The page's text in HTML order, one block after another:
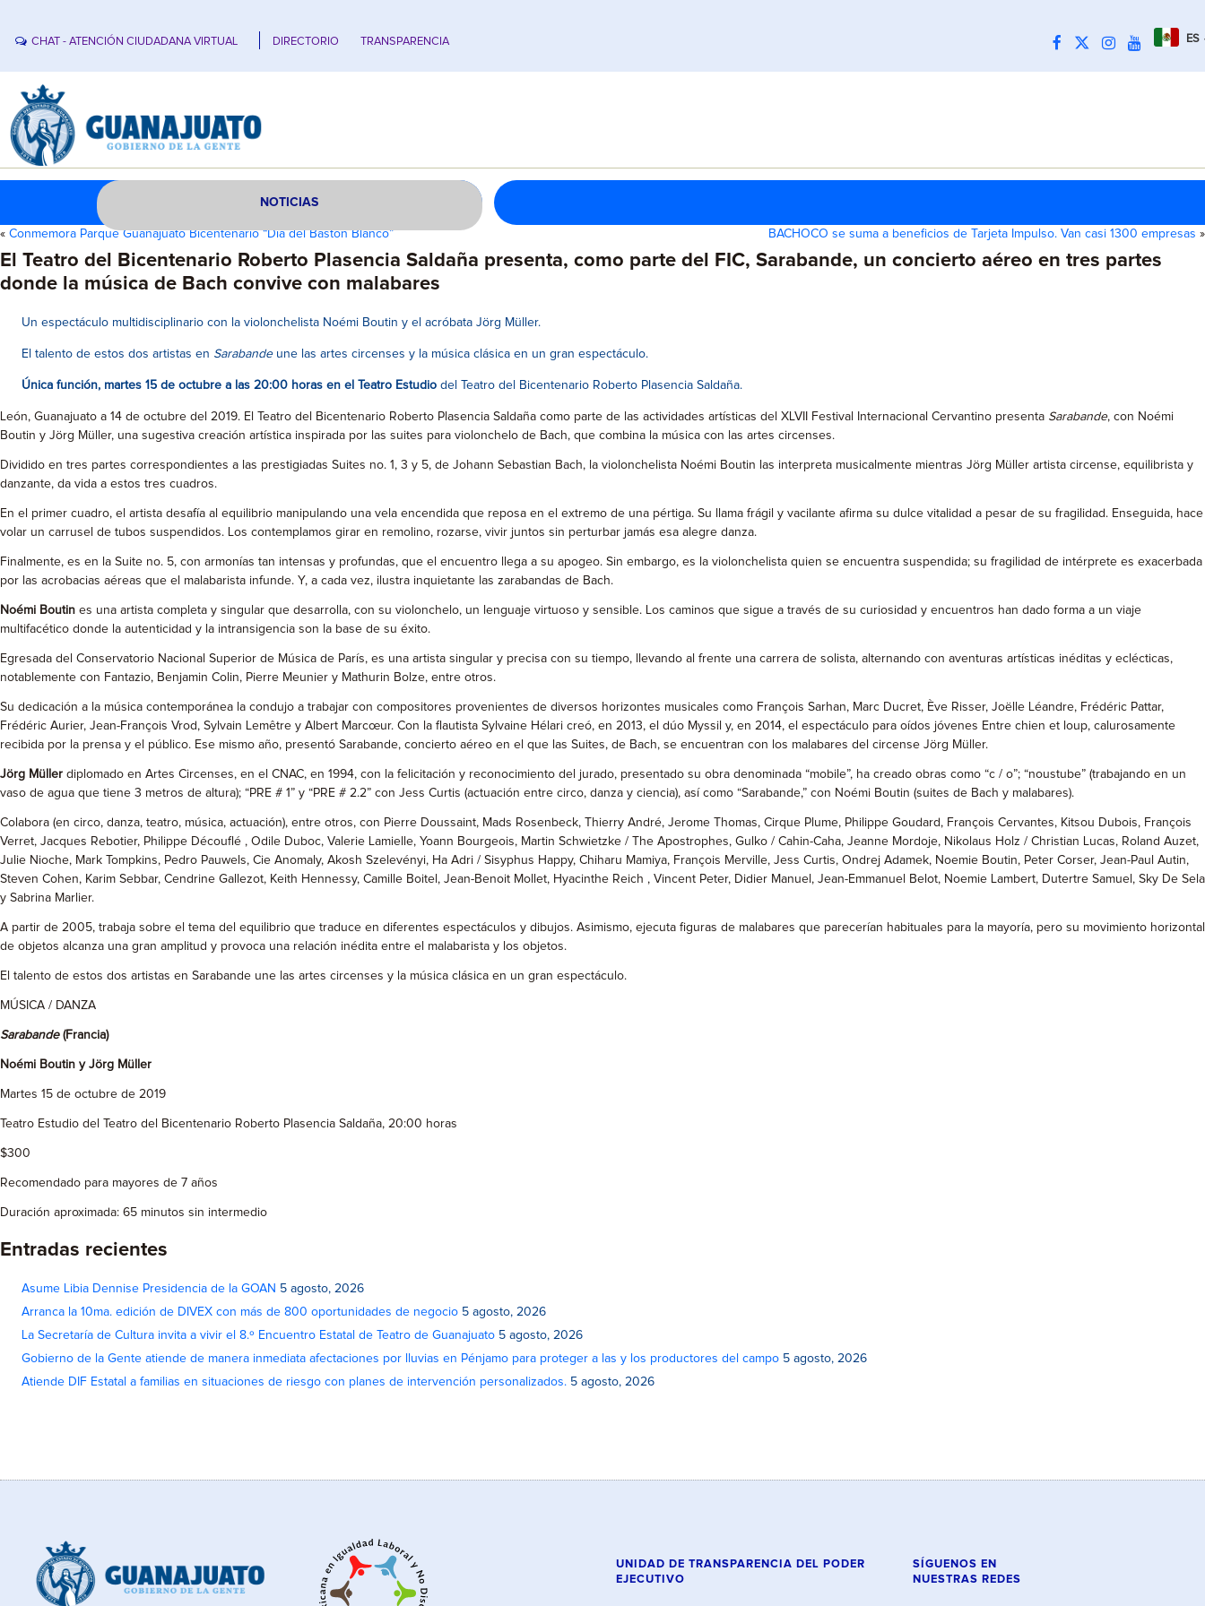
CHAT - ATENCIÓN CIUDADANA VIRTUAL DIRECTORIO TRANSPARENCIA ES
NOTICIAS
« Conmemora Parque Guanajuato Bicentenario “Día del Bastón Blanco” BACHOCO se suma a beneficios de Tarjeta Impulso. Van casi 1300 empresas »
El Teatro del Bicentenario Roberto Plasencia Saldaña presenta, como parte del FIC, Sarabande, un concierto aéreo en tres partes
donde la música de Bach convive con malabares
Un espectáculo multidisciplinario con la violonchelista Noémi Boutin y el acróbata Jörg Müller.
El talento de estos dos artistas en Sarabandeune las artes circenses y la música clásica en un gran espectáculo.
Única función, martes 15 de octubre a las 20:00 horas en el Teatro Estudio del Teatro del Bicentenario Roberto Plasencia Saldaña.
León, Guanajuato a 14 de octubre del 2019. El Teatro del Bicentenario Roberto Plasencia Saldaña como parte de las actividades artísticas del XLVII Festival Internacional Cervantino presenta Sarabande, con Noémi
Boutin y Jörg Müller, una sugestiva creación artística inspirada por las suites para violonchelo de Bach, que combina la música con las artes circenses.
Dividido en tres partes correspondientes a las prestigiadas Suites no. 1, 3 y 5, de Johann Sebastian Bach, la violonchelista Noémi Boutin las interpreta musicalmente mientras Jörg Müller artista circense, equilibrista y
danzante, da vida a estos tres cuadros.
En el primer cuadro, el artista desafía al equilibrio manipulando una vela encendida que reposa en el extremo de una pértiga. Su llama frágil y vacilante afirma su dulce vitalidad a pesar de su fragilidad. Enseguida, hace
volar un carrusel de tubos suspendidos. Los contemplamos girar en remolino, rozarse, vivir juntos sin perturbar jamás esa alegre danza.
Finalmente, es en la Suite no. 5, con armonías tan intensas y profundas, que el encuentro llega a su apogeo. Sin embargo, es la violonchelista quien se encuentra suspendida; su fragilidad de intérprete es exacerbada
por las acrobacias aéreas que el malabarista infunde. Y, a cada vez, ilustra inquietante las zarabandas de Bach.
Noémi Boutin es una artista completa y singular que desarrolla, con su violonchelo, un lenguaje virtuoso y sensible. Los caminos que sigue a través de su curiosidad y encuentros han dado forma a un viaje
multifacético donde la autenticidad y la intransigencia son la base de su éxito.
Egresada del Conservatorio Nacional Superior de Música de París, es una artista singular y precisa con su tiempo, llevando al frente una carrera de solista, alternando con aventuras artísticas inéditas y eclécticas,
notablemente con Fantazio, Benjamin Colin, Pierre Meunier y Mathurin Bolze, entre otros.
Su dedicación a la música contemporánea la condujo a trabajar con compositores provenientes de diversos horizontes musicales como François Sarhan, Marc Ducret, Ève Risser, Joëlle Léandre, Frédéric Pattar,
Frédéric Aurier, Jean-François Vrod, Sylvain Lemêtre y Albert Marcœur. Con la flautista Sylvaine Hélari creó, en 2013, el dúo Myssil y, en 2014, el espectáculo para oídos jóvenes Entre chien et loup, calurosamente
recibida por la prensa y el público. Ese mismo año, presentó Sarabande, concierto aéreo en el que las Suites, de Bach, se encuentran con los malabares del circense Jörg Müller.
Jörg Müller diplomado en Artes Circenses, en el CNAC, en 1994, con la felicitación y reconocimiento del jurado, presentado su obra denominada “mobile”, ha creado obras como “c / o”; “noustube” (trabajando en un
vaso de agua que tiene 3 metros de altura); “PRE # 1” y “PRE # 2.2” con Jess Curtis (actuación entre circo, danza y ciencia), así como “Sarabande,” con Noémi Boutin (suites de Bach y malabares).
Colabora (en circo, danza, teatro, música, actuación), entre otros, con Pierre Doussaint, Mads Rosenbeck, Thierry André, Jerome Thomas, Cirque Plume, Philippe Goudard, François Cervantes, Kitsou Dubois, François
Verret, Jacques Rebotier, Philippe Découflé , Odile Duboc, Valerie Lamielle, Yoann Bourgeois, Martin Schwietzke / The Apostrophes, Gulko / Cahin-Caha, Jeanne Mordoje, Nikolaus Holz / Christian Lucas, Roland Auzet,
Julie Nioche, Mark Tompkins, Pedro Pauwels, Cie Anomaly, Akosh Szelevényi, Ha Adri / Sisyphus Happy, Chiharu Mamiya, François Merville, Jess Curtis, Ondrej Adamek, Noemie Boutin, Peter Corser, Jean-Paul Autin,
Steven Cohen, Karim Sebbar, Cendrine Gallezot, Keith Hennessy, Camille Boitel, Jean-Benoit Mollet, Hyacinthe Reich , Vincent Peter, Didier Manuel, Jean-Emmanuel Belot, Noemie Lambert, Dutertre Samuel, Sky De Sela
y Sabrina Marlier.
A partir de 2005, trabaja sobre el tema del equilibrio que traduce en diferentes espectáculos y dibujos. Asimismo, ejecuta figuras de malabares que parecerían habituales para la mayoría, pero su movimiento horizontal
de objetos alcanza una gran amplitud y provoca una relación inédita entre el malabarista y los objetos.
El talento de estos dos artistas en Sarabande une las artes circenses y la música clásica en un gran espectáculo.
MÚSICA / DANZA
Sarabande (Francia)
Noémi Boutin y Jörg Müller
Martes 15 de octubre de 2019
Teatro Estudio del Teatro del Bicentenario Roberto Plasencia Saldaña, 20:00 horas
$300
Recomendado para mayores de 7 años
Duración aproximada: 65 minutos sin intermedio
Entradas recientes
Asume Libia Dennise Presidencia de la GOAN 5 agosto, 2026
Arranca la 10ma. edición de DIVEX con más de 800 oportunidades de negocio 5 agosto, 2026
La Secretaría de Cultura invita a vivir el 8.º Encuentro Estatal de Teatro de Guanajuato 5 agosto, 2026
Gobierno de la Gente atiende de manera inmediata afectaciones por lluvias en Pénjamo para proteger a las y los productores del campo 5 agosto, 2026
Atiende DIF Estatal a familias en situaciones de riesgo con planes de intervención personalizados. 5 agosto, 2026
UNIDAD DE TRANSPARENCIA DEL PODER
EJECUTIVO
SÍGUENOS EN
NUESTRAS REDES